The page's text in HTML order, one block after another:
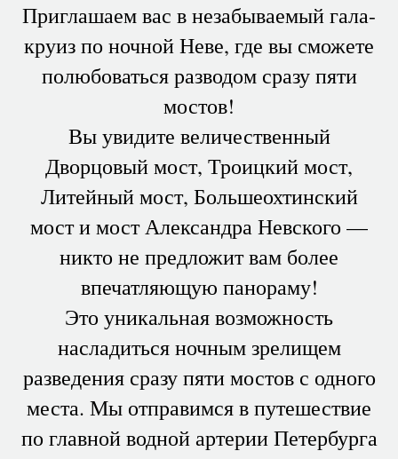
Приглашаем вас в незабываемый гала-
круиз по ночной Неве, где вы сможете
полюбоваться разводом сразу пяти
мостов!
Вы увидите величественный
Дворцовый мост, Троицкий мост,
Литейный мост, Большеохтинский
мост и мост Александра Невского —
никто не предложит вам более
впечатляющую панораму!
Это уникальная возможность
насладиться ночным зрелищем
разведения сразу пяти мостов с одного
места. Мы отправимся в путешествие
по главной водной артерии Петербурга